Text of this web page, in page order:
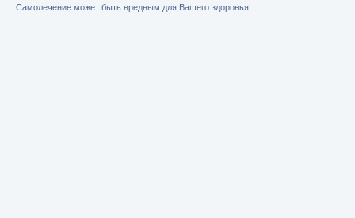
Самолечение может быть вредным для Вашего здоровья!